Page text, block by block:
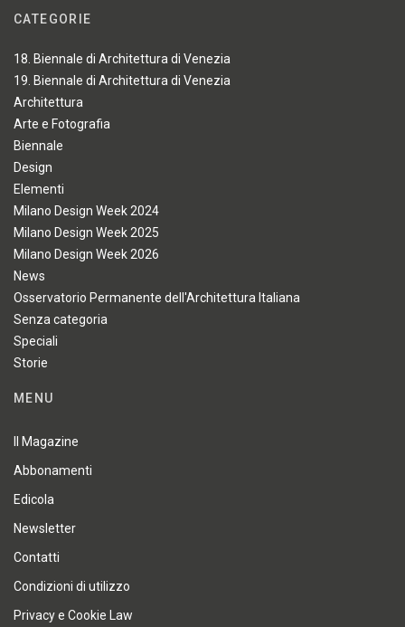
CATEGORIE
18. Biennale di Architettura di Venezia
19. Biennale di Architettura di Venezia
Architettura
Arte e Fotografia
Biennale
Design
Elementi
Milano Design Week 2024
Milano Design Week 2025
Milano Design Week 2026
News
Osservatorio Permanente dell'Architettura Italiana
Senza categoria
Speciali
Storie
MENU
Il Magazine
Abbonamenti
Edicola
Newsletter
Contatti
Condizioni di utilizzo
Privacy e Cookie Law